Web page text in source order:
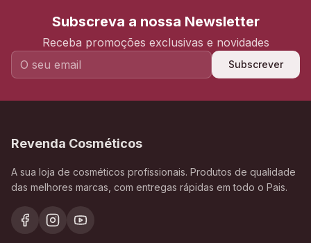
Subscreva a nossa Newsletter
Receba promoções exclusivas e novidades
Subscrever
Revenda Cosméticos
A sua loja de cosméticos profissionais. Produtos de qualidade
das melhores marcas, com entregas rápidas em todo o Pais.